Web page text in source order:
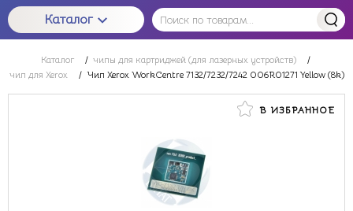
Каталог
Каталог / чипы для картриджей (для лазерных устройств)
/
чип для Xerox
/ Чип Xerox WorkCentre 7132/7232/7242 006R01271 Yellow (8k)
В ИЗБРАННОЕ